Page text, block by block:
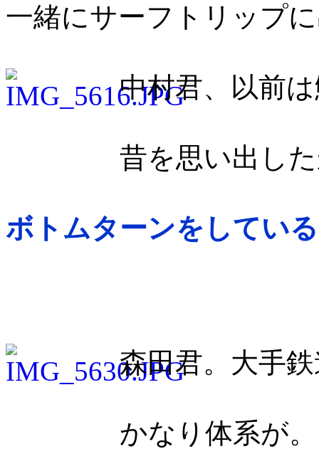
一緒にサーフトリップ
中村君、以前
昔を思い出し
ボトムターンをしてい
森田君。大手
かなり体系が